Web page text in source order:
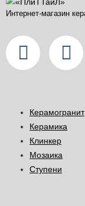
Интернет-магазин
Керамогранит
Керамика
Клинкер
Мозаика
Ступени